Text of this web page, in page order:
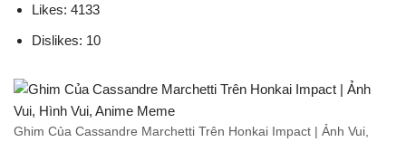
Likes: 4133
Dislikes: 10
Ghim Của Cassandre Marchetti Trên Honkai Impact | Ảnh Vui,